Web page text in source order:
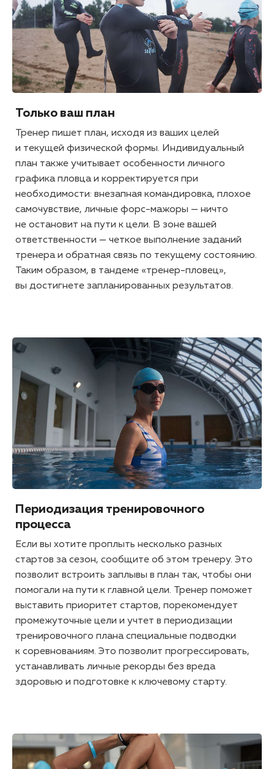
Только ваш план
Тренер пишет план, исходя из ваших целей
и текущей физической формы. Индивидуальный
план также учитывает особенности личного
графика пловца и корректируется при
необходимости: внезапная командировка, плохое
самочувствие, личные форс-мажоры — ничто
не остановит на пути к цели. В зоне вашей
ответственности — четкое выполнение заданий
тренера и обратная связь по текущему состоянию.
Таким образом, в тандеме «тренер-пловец»,
вы достигнете запланированных результатов.
Периодизация тренировочного
процесса
Если вы хотите проплыть несколько разных
стартов за сезон, сообщите об этом тренеру. Это
позволит встроить заплывы в план так, чтобы они
помогали на пути к главной цели. Тренер поможет
выставить приоритет стартов, порекомендует
промежуточные цели и учтет в периодизации
тренировочного плана специальные подводки
к соревнованиям. Это позволит прогрессировать,
устанавливать личные рекорды без вреда
здоровью и подготовке к ключевому старту.